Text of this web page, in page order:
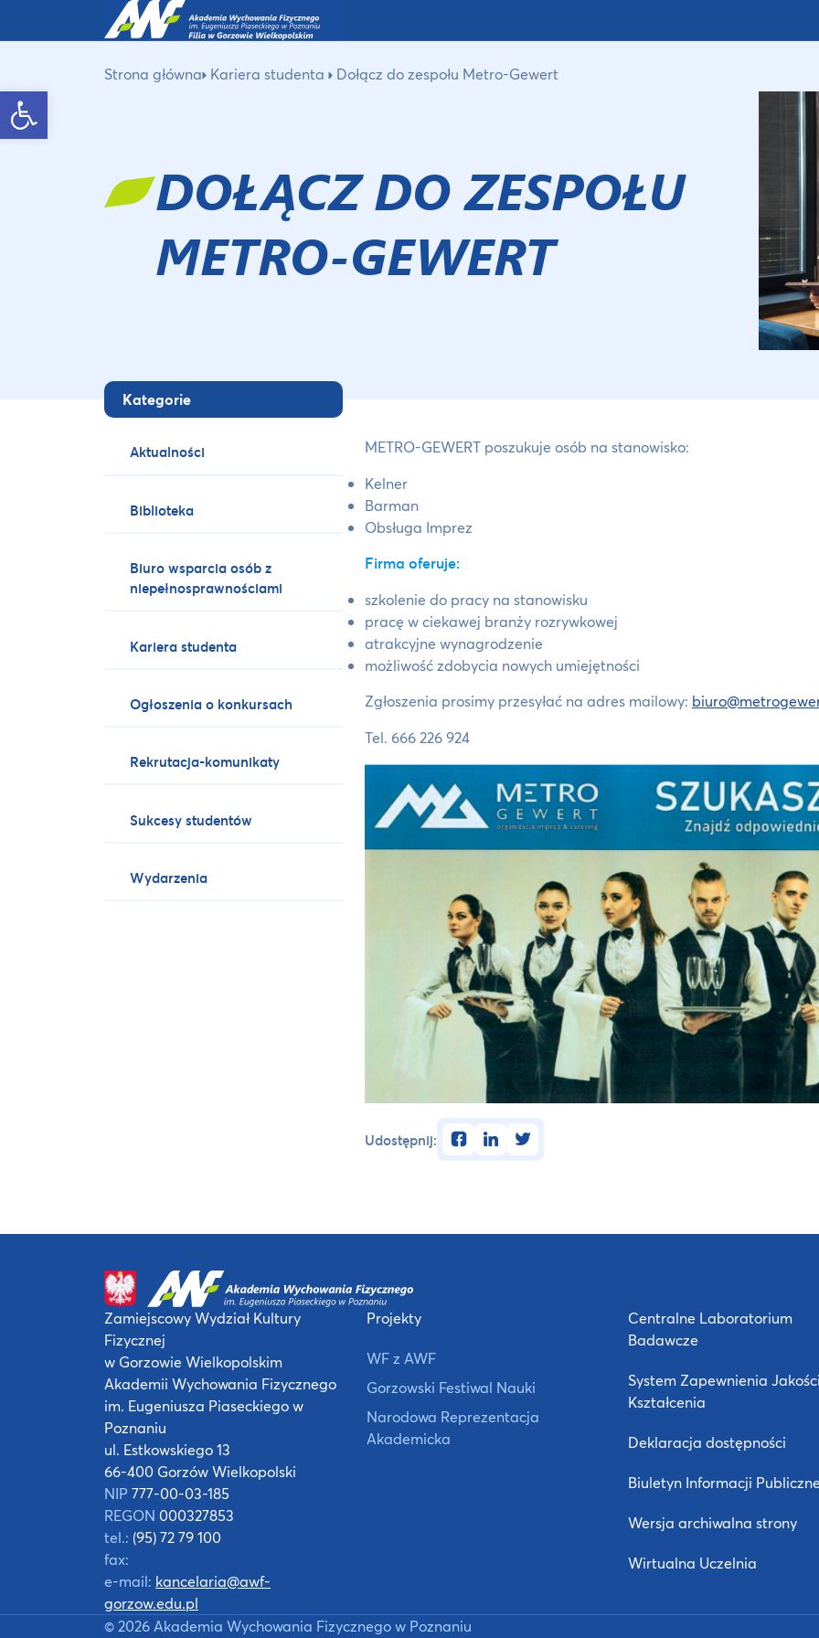
Otwórz pasek narzędzi
Strona główna Kariera studenta Dołącz do zespołu Metro-Gewert
DOŁĄCZ DO ZESPOŁU
METRO-GEWERT
Kategorie
Aktualności
Biblioteka
Biuro wsparcia osób z
niepełnosprawnościami
Kariera studenta
Ogłoszenia o konkursach
Rekrutacja-komunikaty
Sukcesy studentów
Wydarzenia
METRO-GEWERT poszukuje osób na stanowisko:
Kelner
Barman
Obsługa Imprez
Firma oferuje:
szkolenie do pracy na stanowisku
pracę w ciekawej branży rozrywkowej
atrakcyjne wynagrodzenie
możliwość zdobycia nowych umiejętności
Zgłoszenia prosimy przesyłać na adres mailowy:
Tel. 666 226 924
Udostępnij: facebooklinkedintwitter
Zamiejscowy Wydział Kultury
Fizycznej
w Gorzowie Wielkopolskim
Akademii Wychowania Fizycznego
im. Eugeniusza Piaseckiego w
Poznaniu
ul. Estkowskiego 13
66-400 Gorzów Wielkopolski
NIP 777-00-03-185
REGON 000327853
tel.: (95) 72 79 100
fax:
e-mail: kancelaria@awf-
gorzow.edu.pl
Projekty
WF z AWF
Gorzowski Festiwal Nauki
Narodowa Reprezentacja
Akademicka
Centralne Laboratorium
Badawcze
System Zapewnienia
Kształcenia
Deklaracja dostępności
Biuletyn Informacji
Wersja archiwalna strony
Wirtualna Uczelnia
©2026Akademia Wychowania Fizycznego w Poznaniu